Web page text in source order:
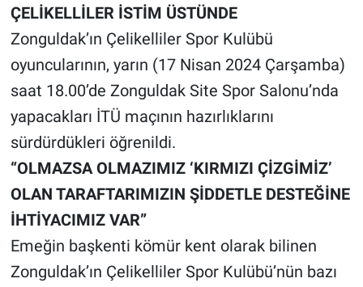
ÇELİKELLİLER İSTİM ÜSTÜNDE
Zonguldak’ın Çelikelliler Spor Kulübü
oyuncularının, yarın (17 Nisan 2024 Çarşamba)
saat 18.00’de Zonguldak Site Spor Salonu’nda
yapacakları İTÜ maçının hazırlıklarını
sürdürdükleri öğrenildi.
“OLMAZSA OLMAZIMIZ ‘KIRMIZI ÇİZGİMİZ’
OLAN TARAFTARIMIZIN ŞİDDETLE DESTEĞİNE
İHTİYACIMIZ VAR”
Emeğin başkenti kömür kent olarak bilinen
Zonguldak’ın Çelikelliler Spor Kulübü’nün bazı